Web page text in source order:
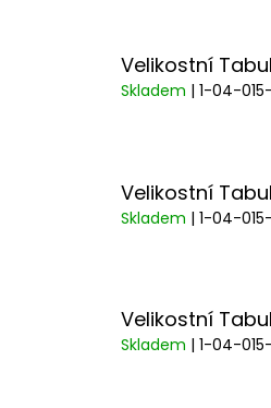
Velikostní
Skladem | 1-04-
Velikostní
Skladem | 1-04-
Velikostní
Skladem | 1-04-